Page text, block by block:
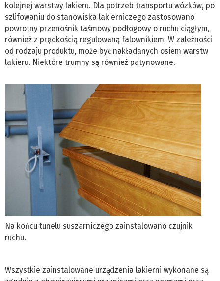
kolejnej warstwy lakieru. Dla potrzeb transportu wózków, po
szlifowaniu do stanowiska lakierniczego zastosowano
powrotny przenośnik taśmowy podłogowy o ruchu ciągłym,
również z prędkością regulowaną falownikiem. W zależności
od rodzaju produktu, może być nakładanych osiem warstw
lakieru. Niektóre trumny są również patynowane.
Na końcu tunelu suszarniczego zainstalowano czujnik
ruchu.
Wszystkie zainstalowane urządzenia lakierni wykonane są